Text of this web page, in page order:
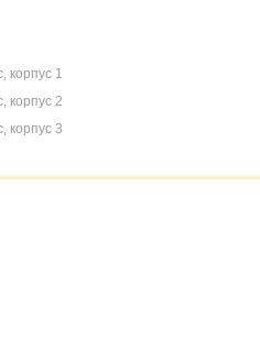
корпус 1
корпус 2
корпус 3